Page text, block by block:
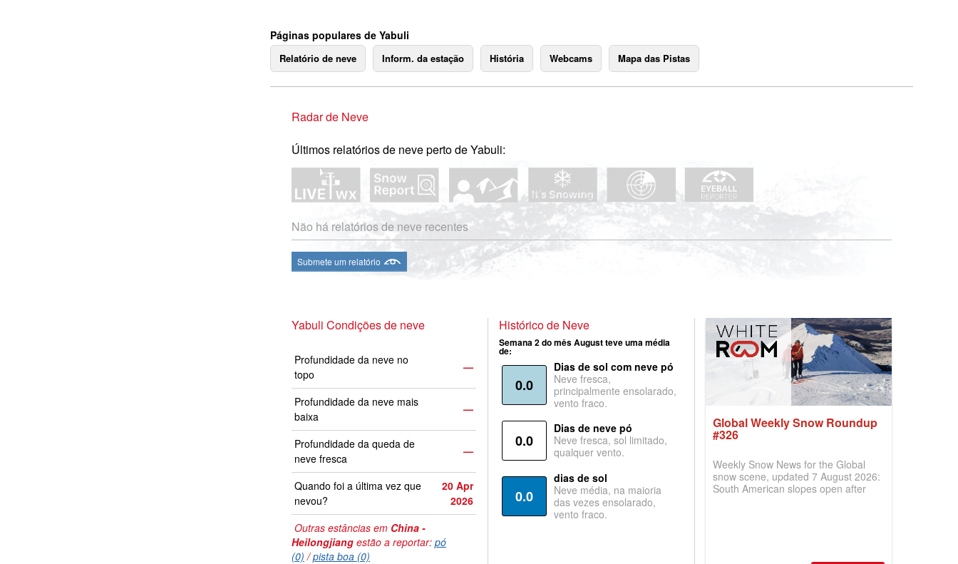
Páginas populares de Yabuli
Relatório de neve Inform. da estação História Webcams Mapa das Pistas
Radar de Neve
Últimos relatórios de neve perto de Yabuli:
Não há relatórios de neve recentes
Submete um relatório
Yabuli Condições de neve
Profundidade da neve no
topo
—
Profundidade da neve mais
baixa
—
Profundidade da queda de
neve fresca
—
Quando foi a última vez que
nevou?
20 Apr
2026
Outras estâncias em China -
Heilongjiang estão a reportar: pó
(0) /pista boa (0)
Histórico de Neve
Semana 2 do mês August teve uma média
de:
0.0
Dias de sol com neve pó
Neve fresca,
principalmente ensolarado,
vento fraco.
0.0
Dias de neve pó
Neve fresca, sol limitado,
qualquer vento.
0.0
dias de sol
Neve média, na maioria
das vezes ensolarado,
vento fraco.
Global Weekly Snow Roundup
#326
Weekly Snow News for the Global
snow scene, updated 7 August 2026:
South American slopes open after